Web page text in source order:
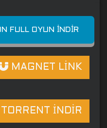
FULL OYUN İNDIR
MAGNET LİNK
TORRENT İNDİR